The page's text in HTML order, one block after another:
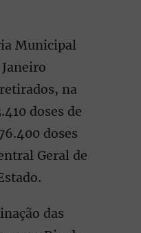
Municipal
na
doses de
doses
Geral de
das